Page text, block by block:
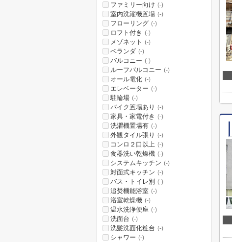
ファミリー向け (-)
室内洗濯機置場 (-)
フローリング (-)
ロフト付き (-)
メゾネット (-)
ベランダ (-)
バルコニー (-)
ルーフバルコニー (-)
オール電化 (-)
エレベーター (-)
駐輪場 (-)
バイク置場あり (-)
家具・家電付き (-)
洗濯機置場有 (-)
外観タイル張り (-)
コンロ２口以上 (-)
食器洗い乾燥機 (-)
システムキッチン (-)
対面式キッチン (-)
バス・トイレ別 (-)
追焚機能浴室 (-)
浴室乾燥機 (-)
温水洗浄便座 (-)
洗面台 (-)
洗髪洗面化粧台 (-)
シャワー (-)